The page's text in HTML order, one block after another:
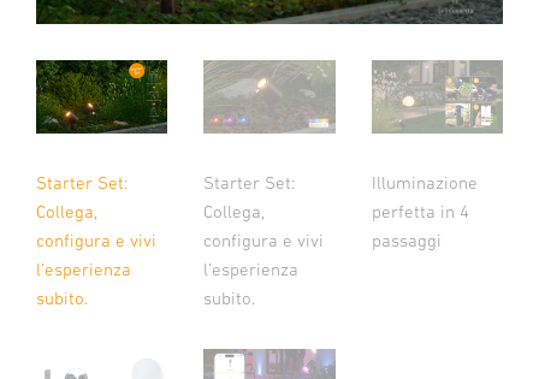
Starter Set:
Collega,
configura e vivi
l’esperienza
subito.
Starter Set:
Collega,
configura e vivi
l’esperienza
subito.
Illuminazione
perfetta in 4
passaggi